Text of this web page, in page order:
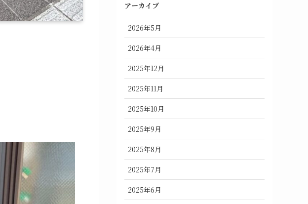
アーカイブ
2026年5月
2026年4月
2025年12月
2025年11月
2025年10月
2025年9月
2025年8月
2025年7月
2025年6月